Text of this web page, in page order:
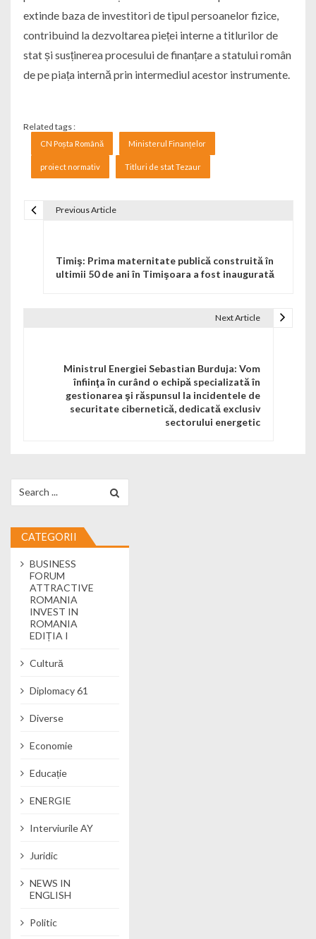
extinde baza de investitori de tipul persoanelor fizice,
contribuind la dezvoltarea pieței interne a titlurilor de
stat și susținerea procesului de finanțare a statului român
de pe piața internă prin intermediul acestor instrumente.
Related tags :
CN Poșta Română Ministerul Finanțelor
proiect normativ Titluri de stat Tezaur
Previous Article
Timiş: Prima maternitate publică construită în
ultimii 50 de ani în Timişoara a fost inaugurată
Next Article
Ministrul Energiei Sebastian Burduja: Vom
înfiinţa în curând o echipă specializată în
gestionarea şi răspunsul la incidentele de
securitate cibernetică, dedicată exclusiv
sectorului energetic
CATEGORII
BUSINESS
FORUM
ATTRACTIVE
ROMANIA
INVEST IN
ROMANIA
EDIȚIA I
Cultură
Diplomacy 61
Diverse
Economie
Educație
ENERGIE
Interviurile AY
Juridic
NEWS IN
ENGLISH
Politic